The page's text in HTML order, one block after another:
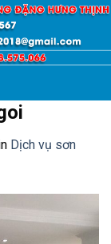
Dịch vụ sơn